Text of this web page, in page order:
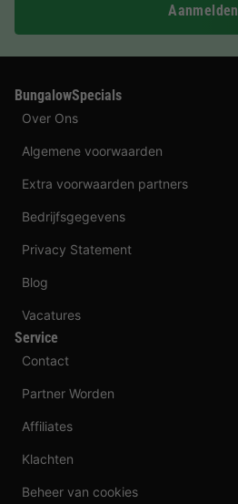
Aanmelden
BungalowSpecials
Over Ons
Algemene voorwaarden
Extra voorwaarden partners
Bedrijfsgegevens
Privacy Statement
Blog
Vacatures
Service
Contact
Partner Worden
Affiliates
Klachten
Beheer van cookies